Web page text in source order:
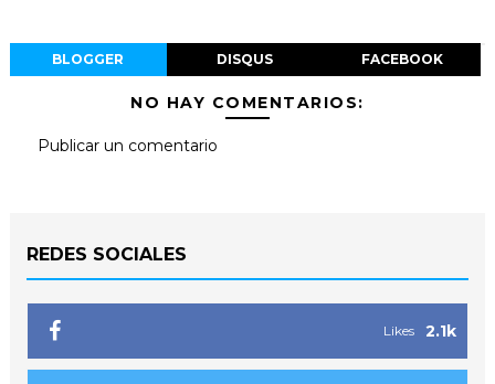
BLOGGER DISQUS FACEBOOK
NO HAY COMENTARIOS:
Publicar un comentario
REDES SOCIALES
2.1k
Likes